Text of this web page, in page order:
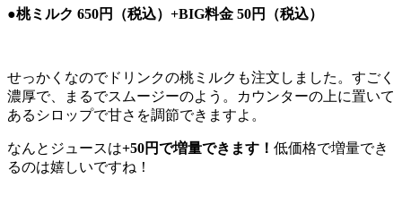
●桃ミルク 650円（税込）+BIG料金 50円（税込）
せっかくなのでドリンクの桃ミルクも注文しました。すごく
濃厚で、まるでスムージーのよう。カウンターの上に置いて
あるシロップで甘さを調節できますよ。
なんとジュースは+50円で増量できます！ 低価格で増量でき
るのは嬉しいですね！